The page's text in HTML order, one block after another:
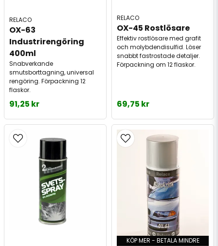
RELACO
OX-63
Industrirengöring
400ml
Snabverkande
smutsborttagning, universal
rengöring. Förpackning 12
flaskor.
91,25 kr
RELACO
OX-45 Rostlösare
Effektiv rostlösare med grafit
och molybdendisulfid. Löser
snabbt fastrostade detaljer.
Förpackning om 12 flaskor.
69,75 kr
KÖP MER - BETALA MINDRE